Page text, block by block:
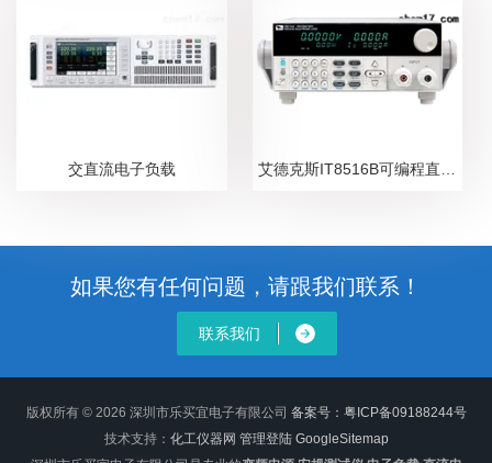
交直流电子负载
如果您有任何问题，请跟我们联系！
联系我们
版权所有 © 2026 深圳市乐买宜电子有限公司 备案号：粤ICP备09188244号
技术支持： 化工仪器网 管理登陆 GoogleSitemap